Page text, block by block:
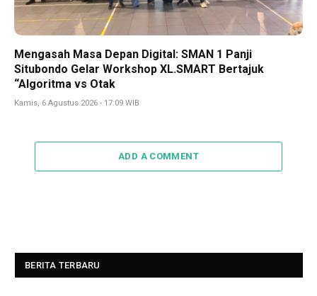
Mengasah Masa Depan Digital: SMAN 1 Panji
Situbondo Gelar Workshop XL.SMART Bertajuk
“Algoritma vs Otak
Kamis, 6 Agustus 2026 - 17:09 WIB
ADD A COMMENT
BERITA TERBARU